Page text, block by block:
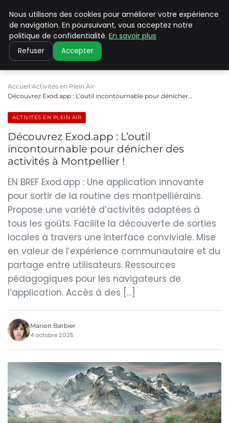
PILAT PATRIMOINES
Accueil Activités en Plein Air
Découvrez Exod.app : L’outil incontournable pour dénicher…
ACTIVITÉS EN PLEIN AIR
Découvrez Exod.app : L’outil
incontournable pour dénicher des
activités à Montpellier !
EN BREF Exod.app : Une application innovante
pour sortir de la routine des montpelliérains.
Propose une variété d’activités adaptées à
tous les goûts. Facilite la découverte de sorties
locales à travers une interface conviviale. Mise
en valeur de l’expérience communautaire et du
partage entre utilisateurs. Ressources
pédagogiques pour les navigateurs de
l’application. Accès à des […]
Marion Barbier
4 octobre 2025
Nous utilisons des cookies pour améliorer votre expérience
de navigation. En poursuivant, vous acceptez notre
politique de confidentialité. En savoir plus
Refuser Accepter